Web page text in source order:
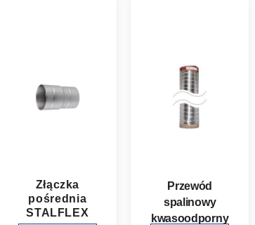
Złączka
pośrednia
STALFLEX
Przewód
spalinowy
kwasoodporny